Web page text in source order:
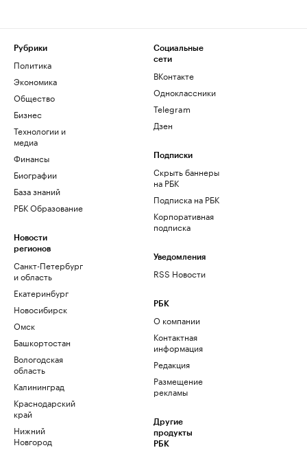
Рубрики
Политика
Экономика
Общество
Бизнес
Технологии и
медиа
Финансы
Биографии
База знаний
РБК Образование
Новости
регионов
Санкт-Петербург
и область
Екатеринбург
Новосибирск
Омск
Башкортостан
Вологодская
область
Калининград
Краснодарский
край
Нижний
Новгород
Социальные
сети
ВКонтакте
Одноклассники
Telegram
Дзен
Подписки
Скрыть баннеры
на РБК
Подписка на РБК
Корпоративная
подписка
Уведомления
RSS Новости
РБК
О компании
Контактная
информация
Редакция
Размещение
рекламы
Другие
продукты
РБК